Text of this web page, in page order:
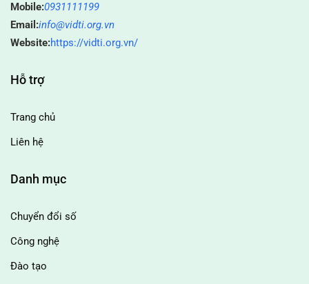
Mobile:0931111199
Email:info@vidti.org.vn
Website:https://vidti.org.vn/
Hỗ trợ
Trang chủ
Liên hệ
Danh mục
Chuyển đổi số
Công nghệ
Đào tạo